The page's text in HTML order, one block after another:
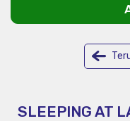
SLEEPING AT